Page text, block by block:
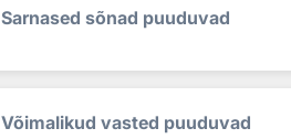
Sarnased sõnad puuduvad
Võimalikud vasted puuduvad